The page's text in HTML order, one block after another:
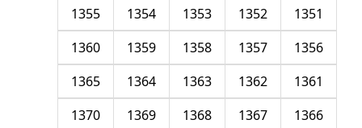
1351
1352
1353
1354
1355
1356
1357
1358
1359
1360
1361
1362
1363
1364
1365
1366
1367
1368
1369
1370